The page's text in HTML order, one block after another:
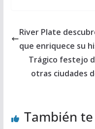
River Plate
que enriquece su
Trágico festejo
otras ciudades
También